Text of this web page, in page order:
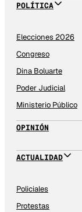
POLÍTICA
Elecciones 2026
Congreso
Dina Boluarte
Poder Judicial
Ministerio Público
OPINIÓN
ACTUALIDAD
Policiales
Protestas